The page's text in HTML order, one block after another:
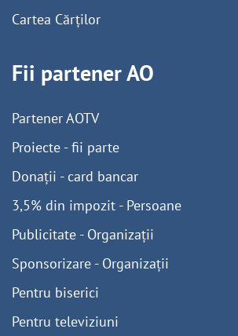
Cartea Cărților
Fii partener AO
Partener AOTV
Proiecte - fii parte
Donații - card bancar
3,5% din impozit - Persoane
Publicitate - Organizații
Sponsorizare - Organizații
Pentru biserici
Pentru televiziuni